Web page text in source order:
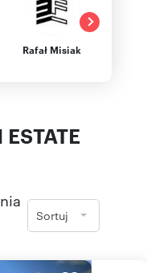
Rafał Misiak
Sortuj